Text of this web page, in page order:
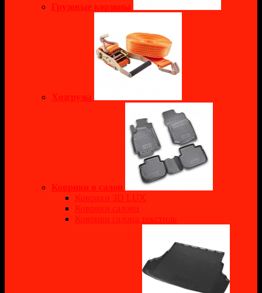
Грузовые корзины
Хозгрузы
Коврики в салон
Коврики 3D LUX
Коврики салона
Коврики салона текстиль